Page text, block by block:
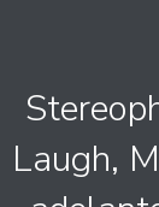
Laugh,